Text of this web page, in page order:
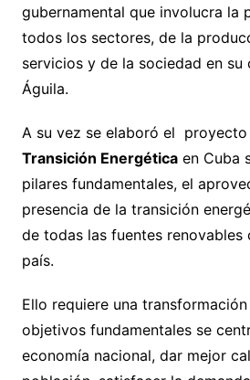
gubernamental que involucra la
todos los sectores, de la
servicios y de la sociedad en
Águila.
A su vez se elaboró el
Transición Energéticaen Cuba
pilares fundamentales, el
presencia de la transición
de todas las fuentes renovables
país.
Ello requiere una
objetivos fundamentales se
economía nacional, dar mejor